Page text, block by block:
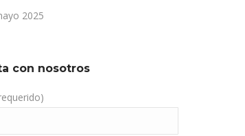
2025
con nosotros